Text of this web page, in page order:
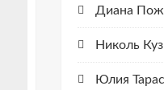
Диана
Николь
Юлия